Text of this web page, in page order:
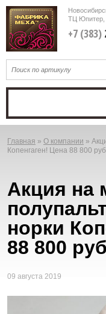
ТЦ
+7
Вы
Главная » О компании »
Копенгаген! Цена 88 800
Акция на
норки
88 800
09 августа 2019